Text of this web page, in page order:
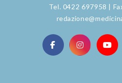
Tel. 0422 697958 |